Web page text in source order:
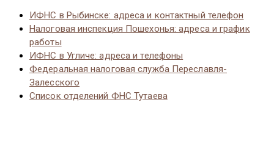
ИФНС в Рыбинске: адреса и контактный телефон
Налоговая инспекция Пошехонья: адреса и график
работы
ИФНС в Угличе: адреса и телефоны
Федеральная налоговая служба Переславля-
Залесского
Список отделений ФНС Тутаева